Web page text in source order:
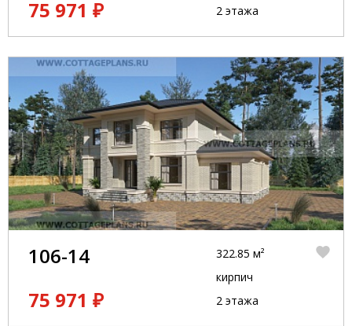
75 971 ₽
2 этажа
106-14
75 971 ₽
322.85 м²
кирпич
2 этажа